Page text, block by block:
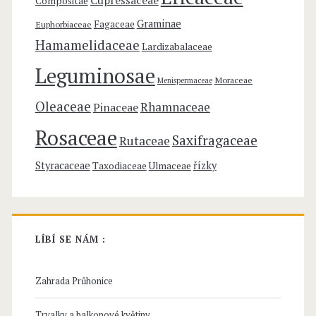
a
e
–
p
a
z
r
a
Euphorbiaceae Fagaceae Graminae
Hamamelidaceae Lardizabalaceae
Leguminosae Menispermaceae Moraceae
Oleaceae PinaceaeRhamnaceae
RosaceaeRutaceae Saxifragaceae
Styracaceae Taxodiaceae Ulmaceae řízky
LÍBÍ SE NÁM :
Zahrada Průhonice